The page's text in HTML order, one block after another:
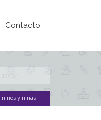
Contacto
niños y niñas